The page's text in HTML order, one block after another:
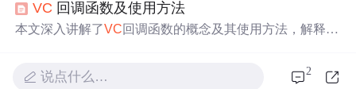
制 、链接消息映射及替换消息映射
VC 回调函数及使用方法
本文深入讲解了VC回调函数的概念及其使用方法，解释了
外，还对比了普通回调函数与消息
的不同之处。
说点什么… 2